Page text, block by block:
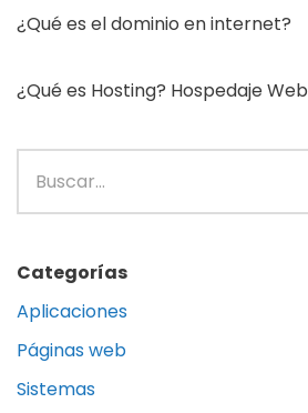
¿Qué es el dominio en internet?
¿Qué es Hosting? Hospedaje Web
Categorías
Aplicaciones
Páginas web
Sistemas